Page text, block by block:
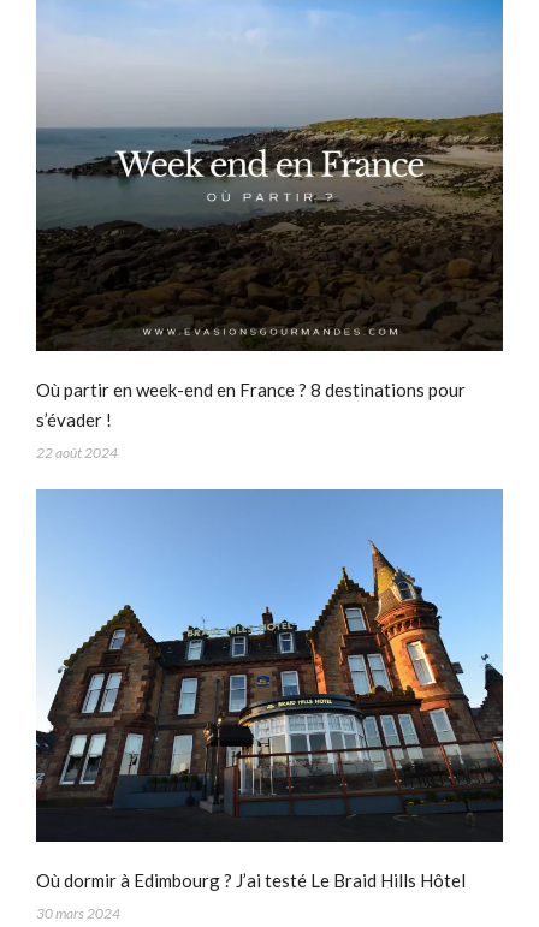
Où partir en week-end en France ? 8 destinations pour
s’évader !
22 août 2024
Où dormir à Edimbourg ? J’ai testé Le Braid Hills Hôtel
30 mars 2024